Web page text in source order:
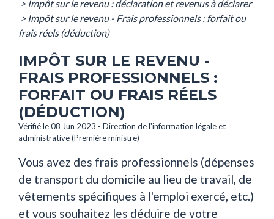
> Impôt sur le revenu : déclaration et revenus à déclarer
> Impôt sur le revenu - Frais professionnels : forfait ou
frais réels (déduction)
IMPÔT SUR LE REVENU -
FRAIS PROFESSIONNELS :
FORFAIT OU FRAIS RÉELS
(DÉDUCTION)
Vérifié le 08 Jun 2023 - Direction de l'information légale et
administrative (Première ministre)
Vous avez des frais professionnels (dépenses
de transport du domicile au lieu de travail, de
vêtements spécifiques à l'emploi exercé, etc.)
et vous souhaitez les déduire de votre